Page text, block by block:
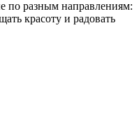
по разным направлениям:
красоту и радовать